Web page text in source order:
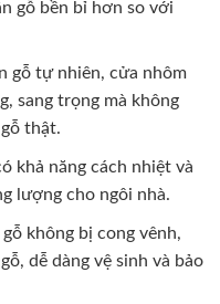
gỗ bền bỉ hơn so với
gỗ tự nhiên, cửa nhôm
sang trọng mà không
thật.
khả năng cách nhiệt và
lượng cho ngôi nhà.
không bị cong vênh,
dễ dàng vệ sinh và bảo